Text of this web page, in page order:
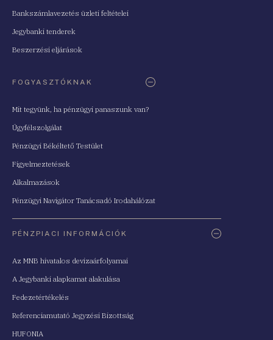
Bankszámlavezetés üzleti feltételei
Jegybanki tenderek
Beszerzési eljárások
FOGYASZTÓKNAK
Mit tegyünk, ha pénzügyi panaszunk van?
Ügyfélszolgálat
Pénzügyi Békéltető Testület
Figyelmeztetések
Alkalmazások
Pénzügyi Navigátor Tanácsadó Irodahálózat
PÉNZPIACI INFORMÁCIÓK
Az MNB hivatalos devizaárfolyamai
A Jegybanki alapkamat alakulása
Fedezetértékelés
Referenciamutató Jegyzési Bizottság
HUFONIA